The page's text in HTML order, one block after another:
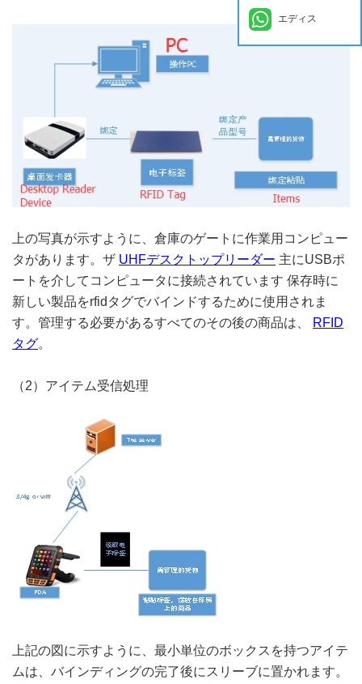
上の写真が示すように、倉庫のゲートに作業用コンピュー
タがあります。ザ UHFデスクトップリーダー 主にUSBポ
ートを介してコンピュータに接続されています 保存時に
新しい製品をrfidタグでバインドするために使用されま
す。管理する必要があるすべてのその後の商品は、
RFID
タグ。
（2）アイテム受信処理
上記の図に示すように、最小単位のボックスを持つアイテ
ムは、バインディングの完了後にスリーブに置かれます。
エディス